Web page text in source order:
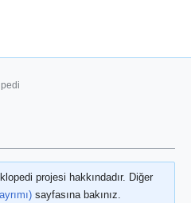
projesi hakkındadır. Diğer
sayfasına bakınız.